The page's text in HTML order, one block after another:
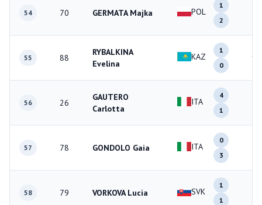
54 70 GERMATA Majka POL
1
2
55 88
RYBALKINA
Evelina
KAZ
1
0
1
56 26
GAUTERO
Carlotta
ITA
4
1
57 78 GONDOLO Gaia ITA
0
3
58 79 VORKOVA Lucia SVK
1
1